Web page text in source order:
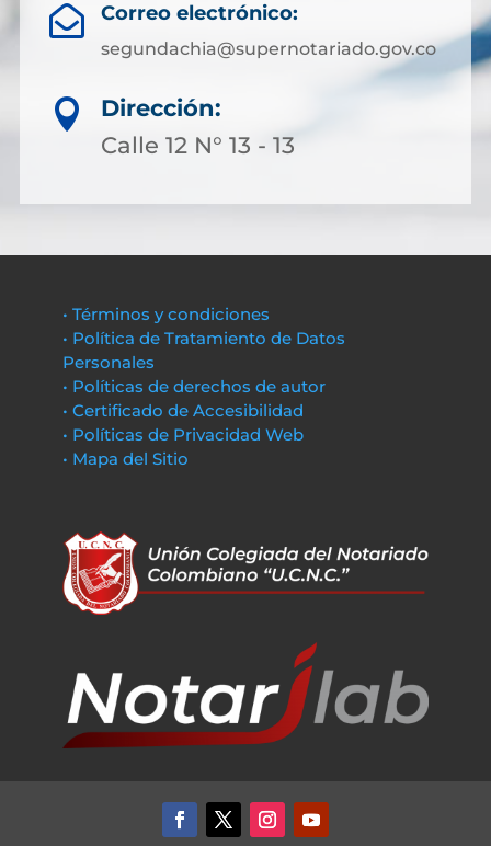
 Correo electrónico:
segundachia@supernotariado.gov.co

Dirección:
Calle 12 N° 13 - 13
• Términos y condiciones
• Política de Tratamiento de Datos
Personales
• Políticas de derechos de autor
• Certificado de Accesibilidad
• Políticas de Privacidad Web
• Mapa del Sitio